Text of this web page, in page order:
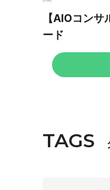
【AIOコン
ード
TAGS